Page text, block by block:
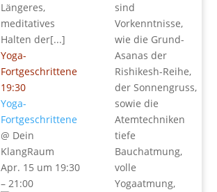
Längeres,
meditatives
Halten der[...]
Yoga-
Fortgeschrittene
19:30
Yoga-
Fortgeschrittene
@ Dein
KlangRaum
Apr. 15 um 19:30
– 21:00
sind
Vorkenntnisse,
wie die Grund-
Asanas der
Rishikesh-Reihe,
der Sonnengruss,
sowie die
Atemtechniken
tiefe
Bauchatmung,
volle
Yogaatmung,